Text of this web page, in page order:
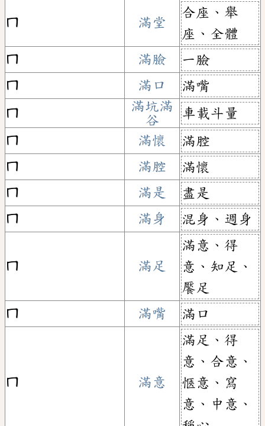
ㄇ 滿堂
合座、舉
座、全體
ㄇ
滿臉
一臉
ㄇ
滿口
滿嘴
ㄇ
滿坑滿
谷
車載斗量
ㄇ
滿懷
滿腔
ㄇ
滿腔
滿懷
ㄇ
滿是
盡是
ㄇ
滿身 混身、週身
ㄇ 滿足
滿意、得
意、知足、
饜足
ㄇ
滿嘴 滿口
ㄇ 滿意
滿足、得
意、合意、
愜意、寫
意、中意、